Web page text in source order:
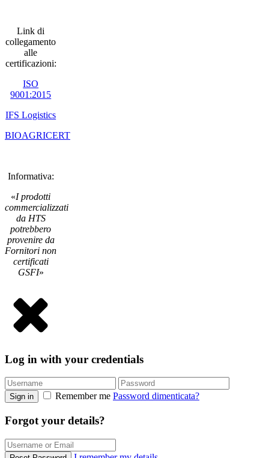
Link di
collegamento
alle
certificazioni:
ISO
9001:2015
IFS Logistics
BIOAGRICERT
Informativa:
«I prodotti
commercializzati
da HTS
potrebbero
provenire da
Fornitori non
certificati
GSFI»
Log in with your credentials
Sign in Remember me Password dimenticata?
Forgot your details?